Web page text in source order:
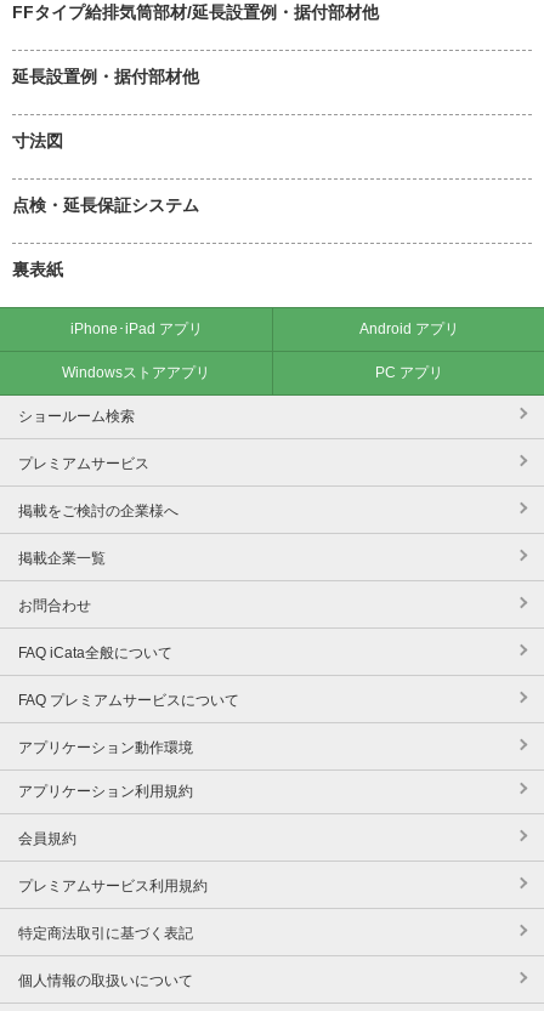
FFタイプ給排気筒部材/延長設置例・据付部材他
延長設置例・据付部材他
寸法図
点検・延長保証システム
裏表紙
iPhone･iPad アプリ Android アプリ
Windowsストアアプリ PC アプリ
ショールーム検索
プレミアムサービス
掲載をご検討の企業様へ
掲載企業一覧
お問合わせ
FAQ iCata全般について
FAQ プレミアムサービスについて
アプリケーション動作環境
アプリケーション利用規約
会員規約
プレミアムサービス利用規約
特定商法取引に基づく表記
個人情報の取扱いについて